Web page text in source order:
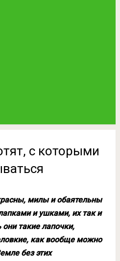
с которыми
милы и обаятельны
и ушками, их так и
они такие лапочки,
как вообще можно
без этих